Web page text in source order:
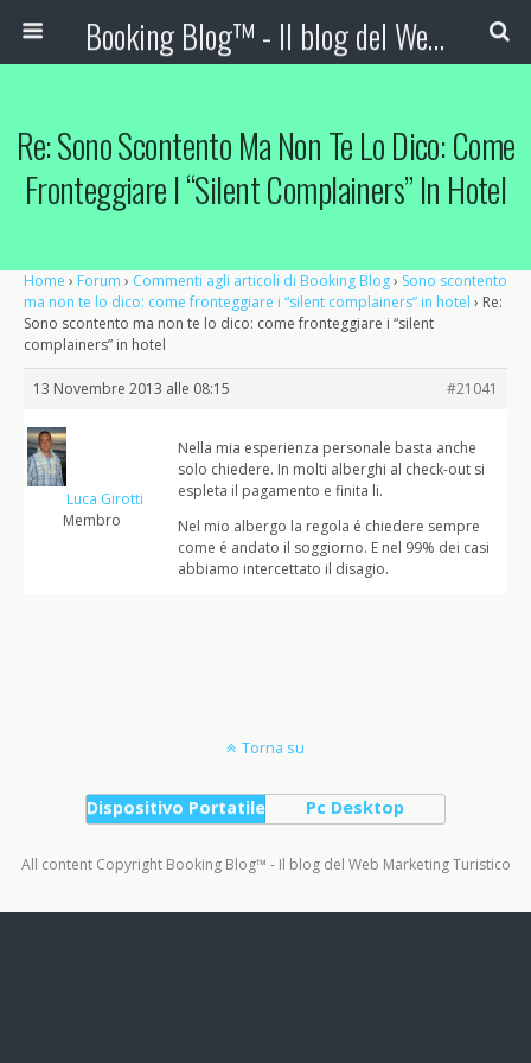
Booking Blog™ - Il blog del Web Marketing Turistico
Re: Sono Scontento Ma Non Te Lo Dico: Come
Fronteggiare I “silent Complainers” In Hotel
Home › Forum › Commenti agli articoli di Booking Blog› Sono scontento
ma non te lo dico: come fronteggiare i “silent complainers” in hotel › Re:
Sono scontento ma non te lo dico: come fronteggiare i “silent
complainers” in hotel
13 Novembre 2013 alle 08:15 #21041
Luca Girotti
Membro
Nella mia esperienza personale basta anche
solo chiedere. In molti alberghi al check-out si
espleta il pagamento e finita li.
Nel mio albergo la regola é chiedere sempre
come é andato il soggiorno. E nel 99% dei casi
abbiamo intercettato il disagio.
Torna su
Dispositivo Portatile Pc Desktop
All content Copyright Booking Blog™ - Il blog del Web Marketing Turistico